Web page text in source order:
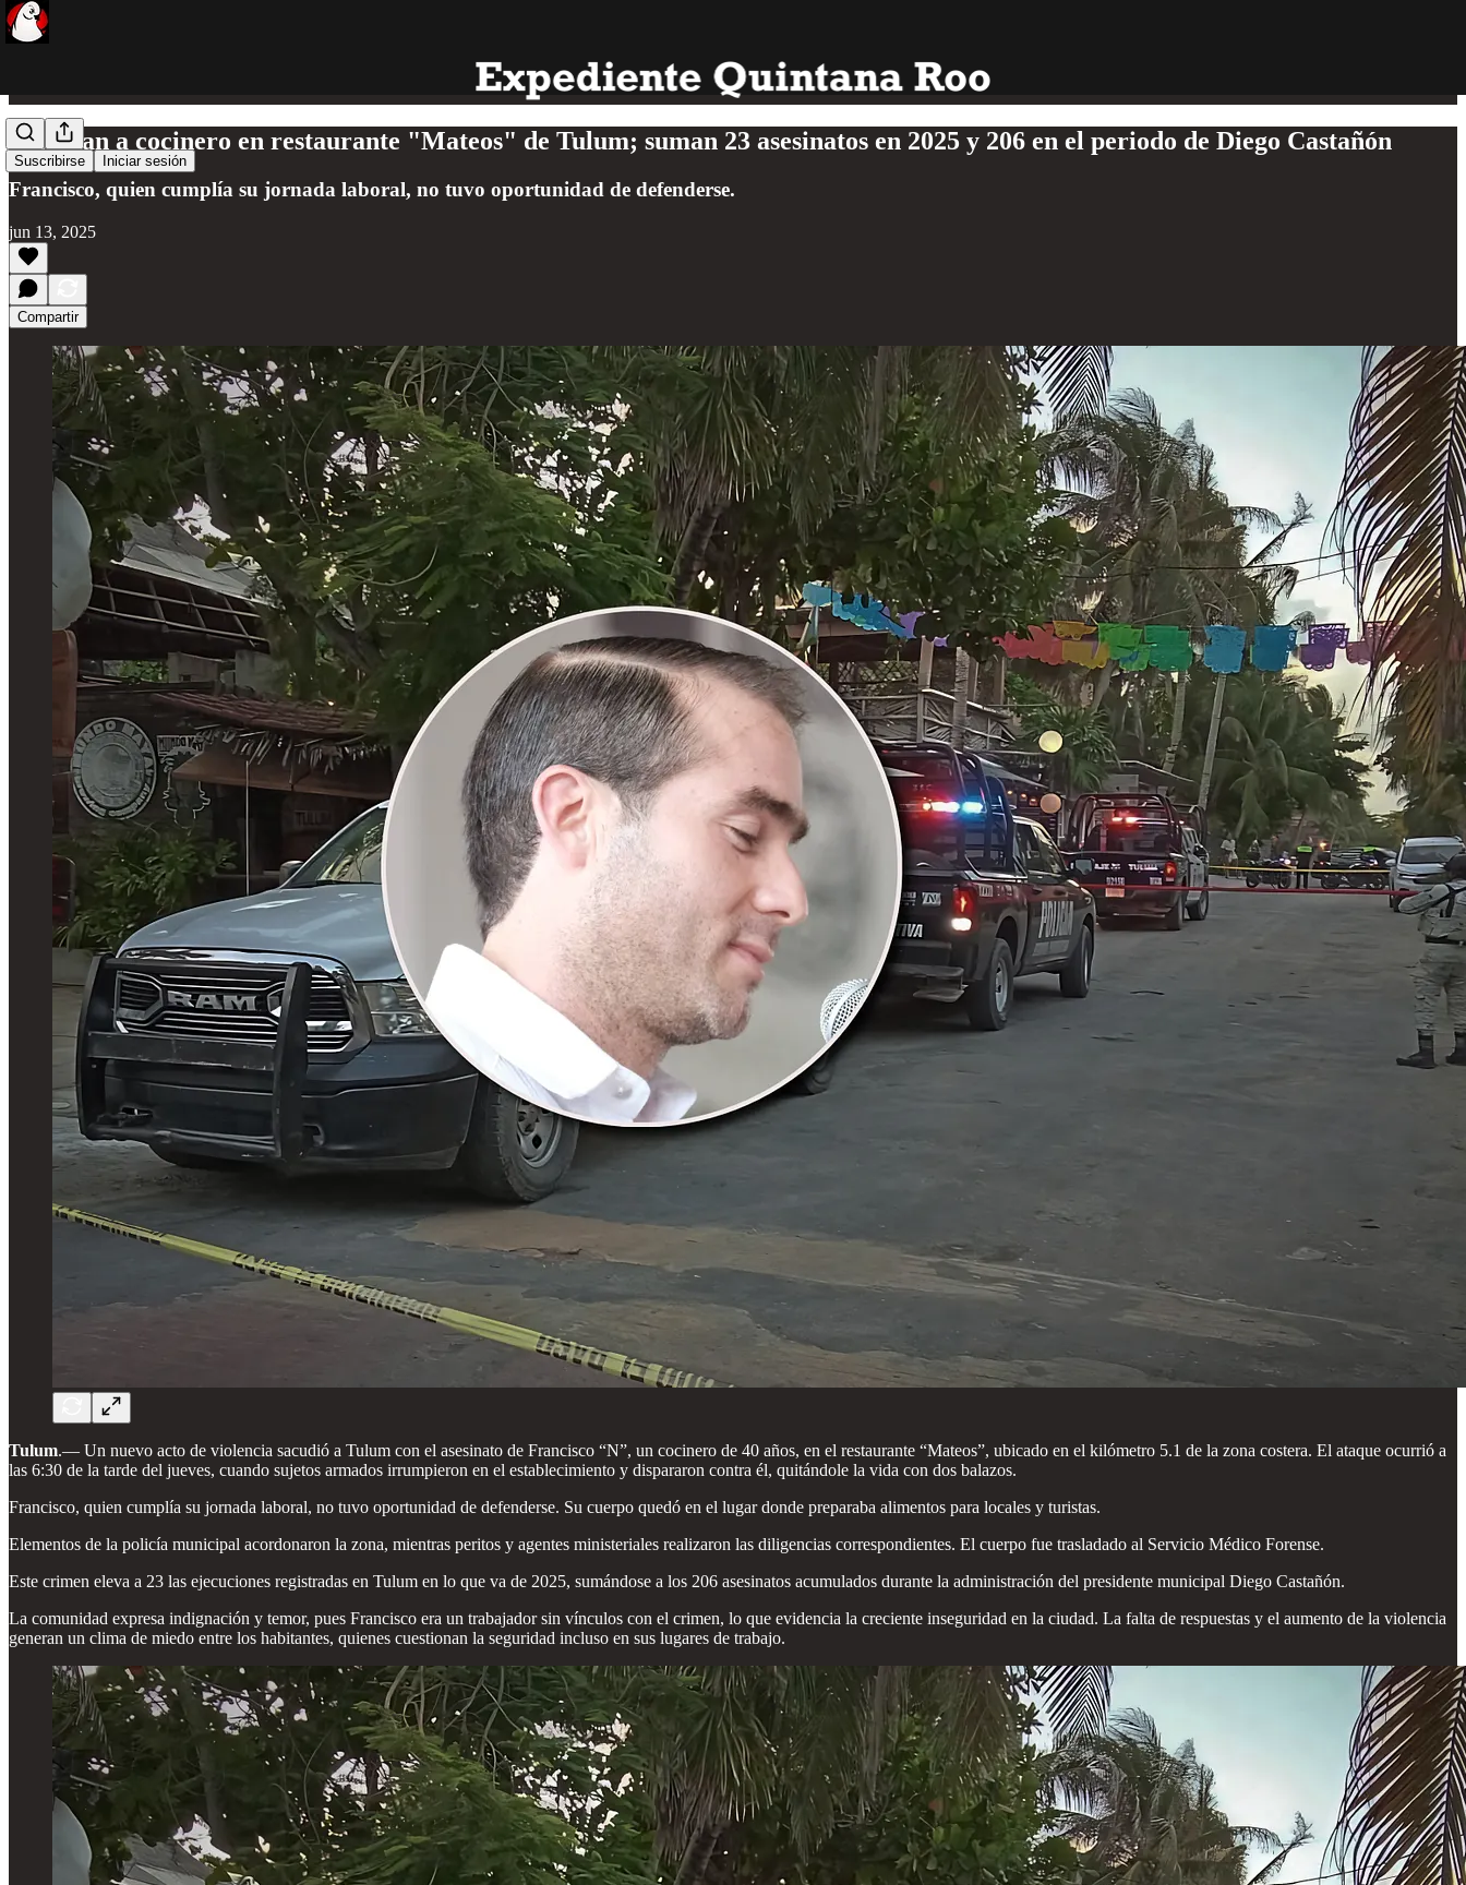
Suscribirse Iniciar sesión
Ejecutan a cocinero en restaurante "Mateos" de Tulum; suman 23 asesinatos en 2025 y 206 en el periodo de Diego Castañón
Francisco, quien cumplía su jornada laboral, no tuvo oportunidad de defenderse.
jun 13, 2025
Compartir
Tulum.— Un nuevo acto de violencia sacudió a Tulum con el asesinato de Francisco “N”, un cocinero de 40 años, en el restaurante “Mateos”, ubicado en el kilómetro 5.1 de la zona costera. El ataque ocurrió a
las 6:30 de la tarde del jueves, cuando sujetos armados irrumpieron en el establecimiento y dispararon contra él, quitándole la vida con dos balazos.
Francisco, quien cumplía su jornada laboral, no tuvo oportunidad de defenderse. Su cuerpo quedó en el lugar donde preparaba alimentos para locales y turistas.
Elementos de la policía municipal acordonaron la zona, mientras peritos y agentes ministeriales realizaron las diligencias correspondientes. El cuerpo fue trasladado al Servicio Médico Forense.
Este crimen eleva a 23 las ejecuciones registradas en Tulum en lo que va de 2025, sumándose a los 206 asesinatos acumulados durante la administración del presidente municipal Diego Castañón.
La comunidad expresa indignación y temor, pues Francisco era un trabajador sin vínculos con el crimen, lo que evidencia la creciente inseguridad en la ciudad. La falta de respuestas y el aumento de la violencia
generan un clima de miedo entre los habitantes, quienes cuestionan la seguridad incluso en sus lugares de trabajo.